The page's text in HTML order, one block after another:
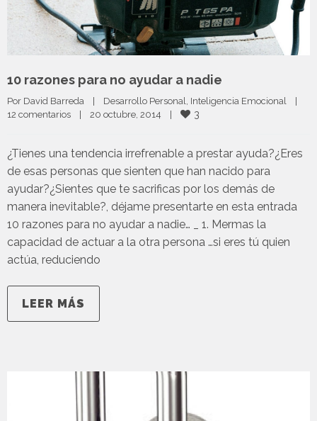
10 razones para no ayudar a nadie
Por David Barreda Desarrollo Personal, Inteligencia Emocional
12 comentarios
20 octubre, 2014 3
¿Tienes una tendencia irrefrenable a prestar ayuda?¿Eres
de esas personas que sienten que han nacido para
ayudar?¿Sientes que te sacrificas por los demás de
manera inevitable?, déjame presentarte en esta entrada
10 razones para no ayudar a nadie… _ 1. Mermas la
capacidad de actuar a la otra persona …si eres tú quien
actúa, reduciendo
LEER MÁS